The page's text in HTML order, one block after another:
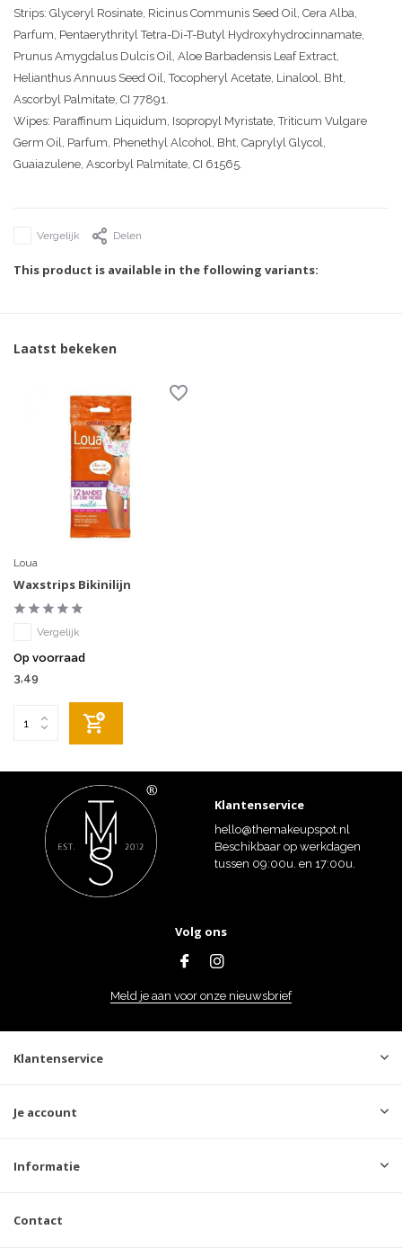
Strips: Glyceryl Rosinate, Ricinus Communis Seed Oil, Cera Alba,
Parfum, Pentaerythrityl Tetra-Di-T-Butyl Hydroxyhydrocinnamate,
Prunus Amygdalus Dulcis Oil, Aloe Barbadensis Leaf Extract,
Helianthus Annuus Seed Oil, Tocopheryl Acetate, Linalool, Bht,
Ascorbyl Palmitate, CI 77891.
Wipes: Paraffinum Liquidum, Isopropyl Myristate, Triticum Vulgare
Germ Oil, Parfum, Phenethyl Alcohol, Bht, Caprylyl Glycol,
Guaiazulene, Ascorbyl Palmitate, CI 61565.
Vergelijk Delen
This product is available in the following variants:
Laatst bekeken
Loua
Waxstrips Bikinilijn
Vergelijk
Op voorraad
3,49
Klantenservice
hello@themakeupspot.nl
Beschikbaar op werkdagen
tussen 09:00u. en 17:00u.
Volg ons
Meld je aan voor onze nieuwsbrief
Klantenservice
Je account
Informatie
Contact